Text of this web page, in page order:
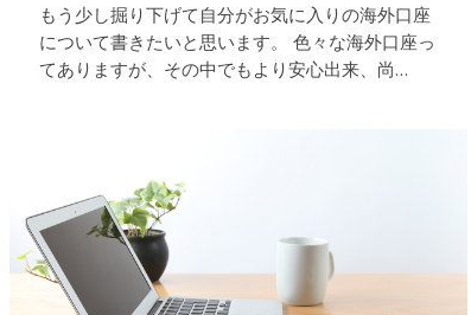
もう少し掘り下げて自分がお気に入りの海外口座
について書きたいと思います。 色々な海外口座っ
てありますが、その中でもより安心出来、尚…